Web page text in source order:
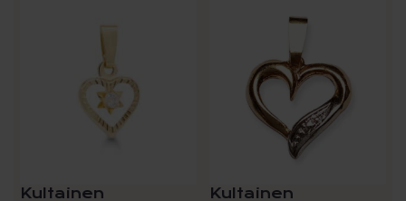
Kultainen Kultainen